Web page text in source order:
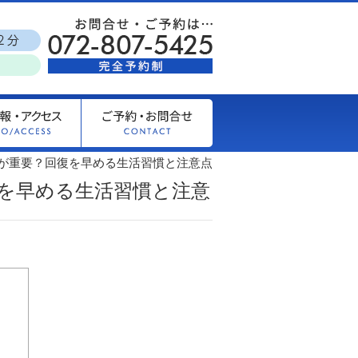
重要？回復を早める生活習慣と注意点
早める生活習慣と注意